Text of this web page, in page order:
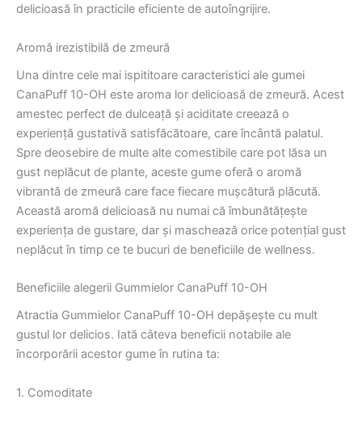
delicioasă în practicile eficiente de autoîngrijire.
Aromă irezistibilă de zmeură
Una dintre cele mai ispititoare caracteristici ale gumei
CanaPuff 10-OH este aroma lor delicioasă de zmeură. Acest
amestec perfect de dulceață și aciditate creează o
experiență gustativă satisfăcătoare, care încântă palatul.
Spre deosebire de multe alte comestibile care pot lăsa un
gust neplăcut de plante, aceste gume oferă o aromă
vibrantă de zmeură care face fiecare mușcătură plăcută.
Această aromă delicioasă nu numai că îmbunătățește
experiența de gustare, dar și maschează orice potențial gust
neplăcut în timp ce te bucuri de beneficiile de wellness.
Beneficiile alegerii Gummielor CanaPuff 10-OH
Atractia Gummielor CanaPuff 10-OH depășește cu mult
gustul lor delicios. Iată câteva beneficii notabile ale
încorporării acestor gume în rutina ta:
1. Comoditate